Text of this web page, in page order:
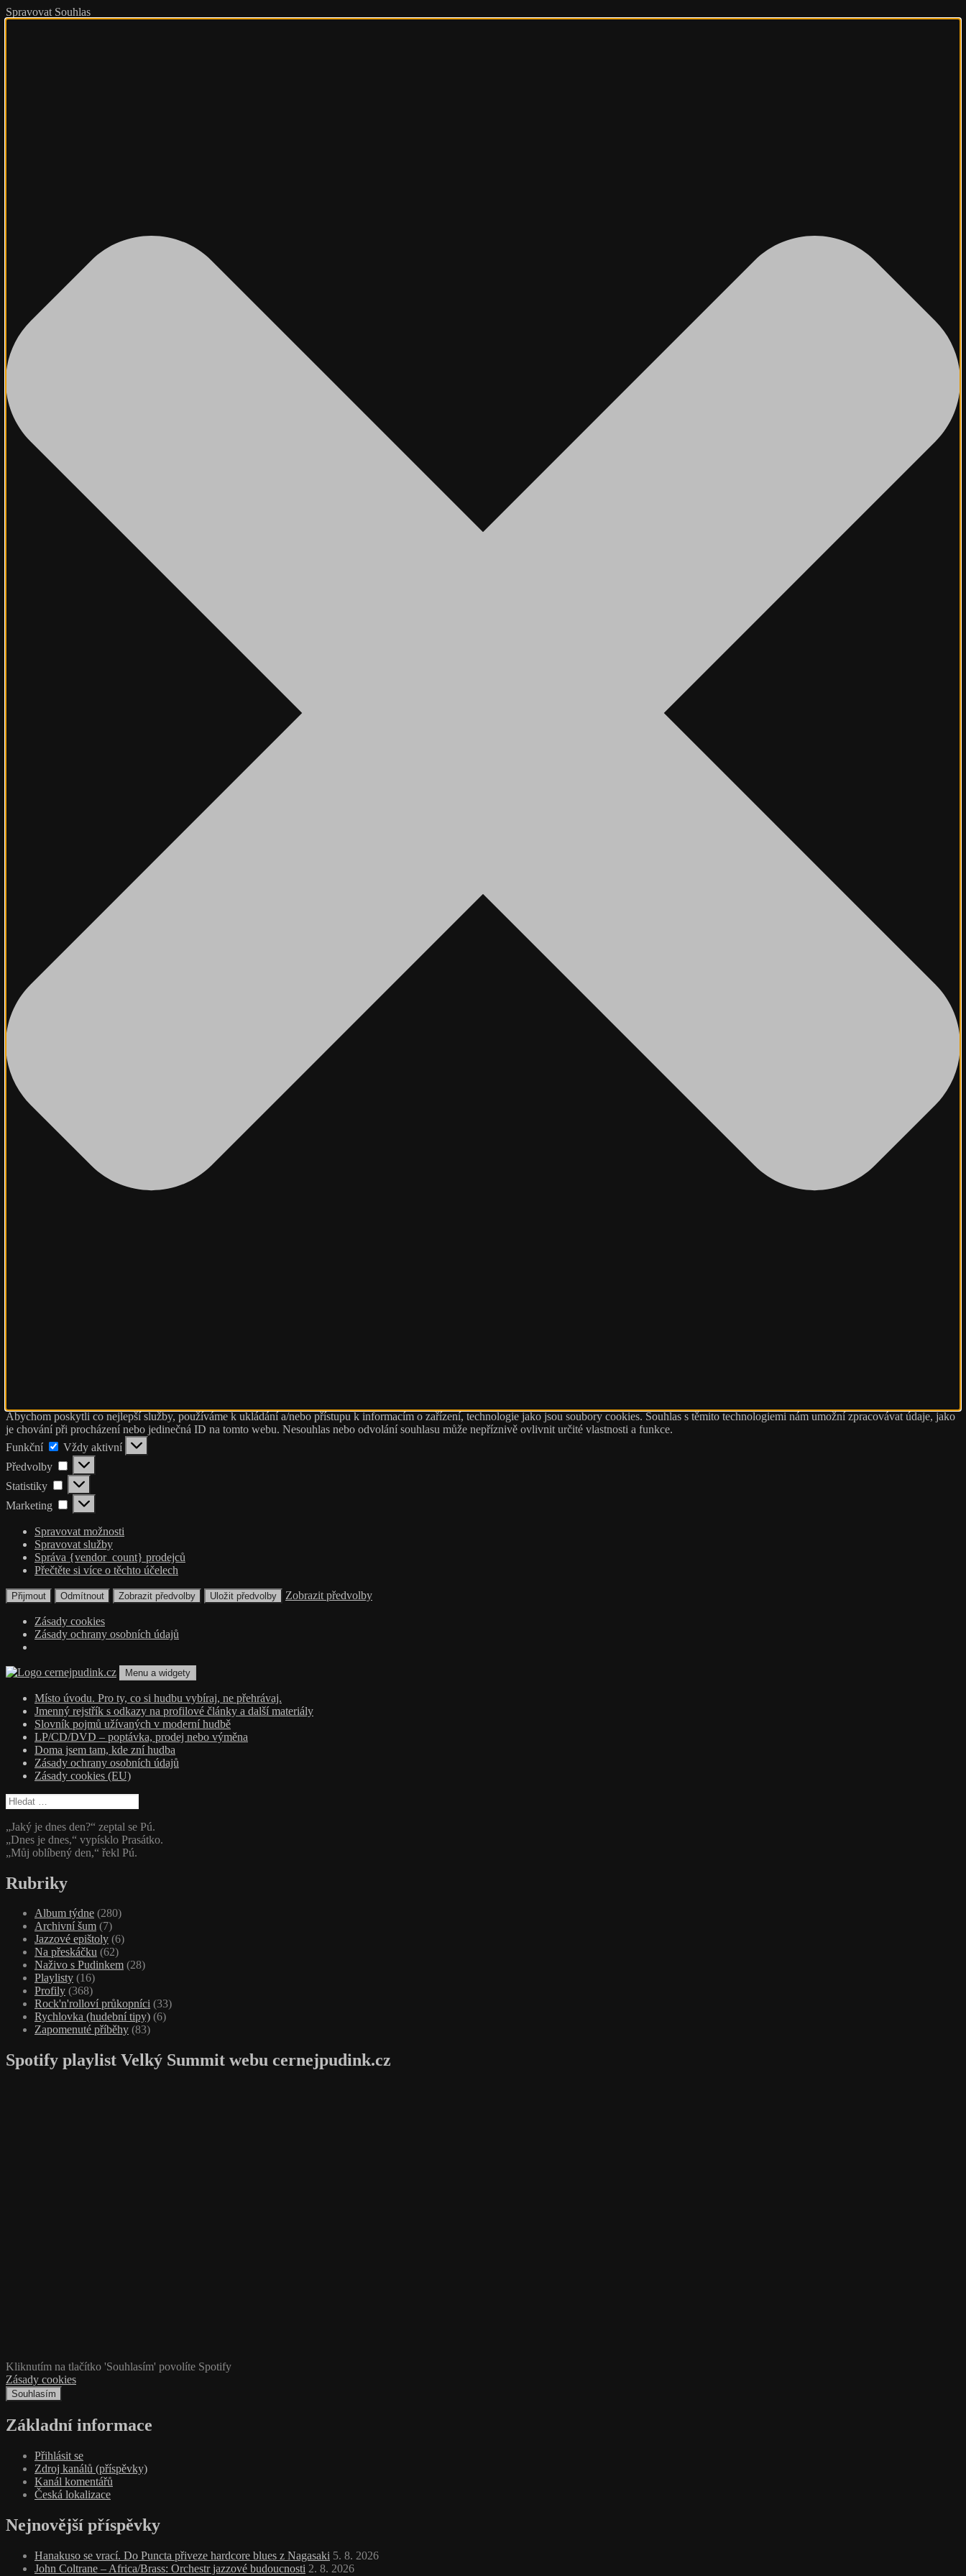
Spravovat Souhlas
Abychom poskytli co nejlepší služby, používáme k ukládání a/nebo přístupu k informacím o zařízení, technologie jako jsou soubory cookies. Souhlas s těmito technologiemi nám umožní zpracovávat údaje, jako
je chování při procházení nebo jedinečná ID na tomto webu. Nesouhlas nebo odvolání souhlasu může nepříznivě ovlivnit určité vlastnosti a funkce.
Funkční
Funkční
Vždy aktivní
Předvolby
Předvolby
Statistiky Statistiky
Marketing Marketing
Spravovat možnosti
Spravovat služby
Správa {vendor_count} prodejců
Přečtěte si více o těchto účelech
Přijmout Odmítnout Zobrazit předvolby Uložit předvolby Zobrazit předvolby
Zásady cookies
Zásady ochrany osobních údajů
Přejít
obsahu
webu
cernejpudink.cz
Hudební magazín o zapomenutých příbězích, jazzu, alternativě a albech s hlubším kontextem
Menu a widgety
Místo úvodu. Pro ty, co si hudbu vybíraj, ne přehrávaj.
Jmenný rejstřík s odkazy na profilové články a další materiály
Slovník pojmů užívaných v moderní hudbě
LP/CD/DVD – poptávka, prodej nebo výměna
Doma jsem tam, kde zní hudba
Zásady ochrany osobních údajů
Zásady cookies (EU)
Vyhledávání
„Jaký je dnes den?“ zeptal se Pú.
„Dnes je dnes,“ vypísklo Prasátko.
„Můj oblíbený den,“ řekl Pú.
Rubriky
Album týdne (280)
Archivní šum (7)
Jazzové epištoly (6)
Na přeskáčku (62)
Naživo s Pudinkem (28)
Playlisty (16)
Profily (368)
Rock'n'rolloví průkopníci (33)
Rychlovka (hudební tipy) (6)
Zapomenuté příběhy (83)
Spotify playlist Velký Summit webu cernejpudink.cz
Kliknutím na tlačítko 'Souhlasím' povolíte Spotify
Zásady cookies
Souhlasím
Základní informace
Přihlásit se
Zdroj kanálů (příspěvky)
Kanál komentářů
Česká lokalizace
Nejnovější příspěvky
Hanakuso se vrací. Do Puncta přiveze hardcore blues z Nagasaki 5. 8. 2026
John Coltrane – Africa/Brass: Orchestr jazzové budoucnosti 2. 8. 2026